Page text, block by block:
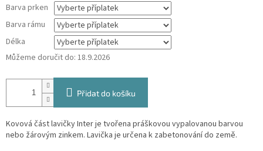
Barva prken
Barva rámu
Délka
Můžeme doručit do: 18.9.2026
Přidat do košíku
Kovová část lavičky Inter je tvořena práškovou vypalovanou barvou
nebo žárovým zinkem. Lavička je určena k zabetonování do země.